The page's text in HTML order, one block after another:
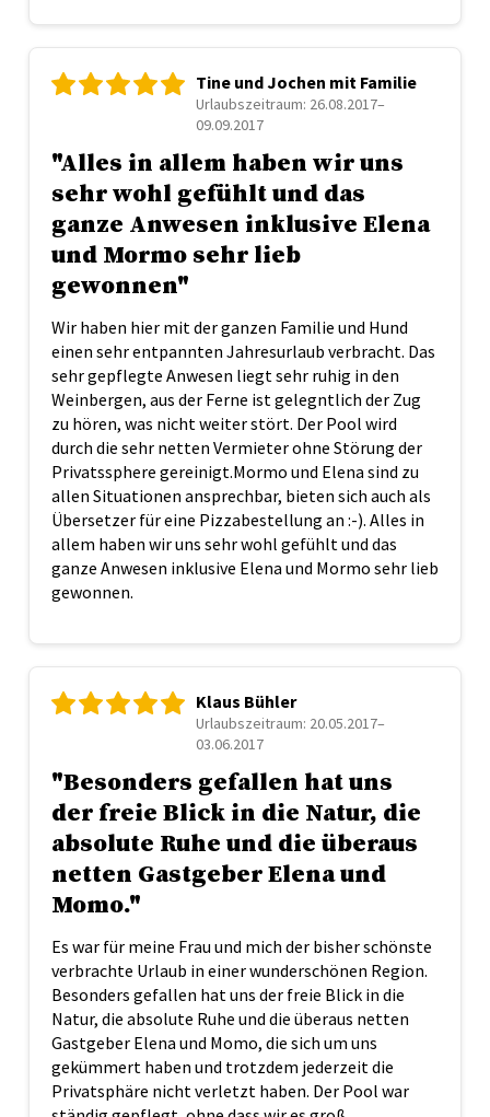
Tine und Jochen mit Familie
Urlaubszeitraum: 26.08.2017–
09.09.2017
"Alles in allem haben wir uns
sehr wohl gefühlt und das
ganze Anwesen inklusive Elena
und Mormo sehr lieb
gewonnen"
Wir haben hier mit der ganzen Familie und Hund
einen sehr entpannten Jahresurlaub verbracht. Das
sehr gepflegte Anwesen liegt sehr ruhig in den
Weinbergen, aus der Ferne ist gelegntlich der Zug
zu hören, was nicht weiter stört. Der Pool wird
durch die sehr netten Vermieter ohne Störung der
Privatssphere gereinigt.Mormo und Elena sind zu
allen Situationen ansprechbar, bieten sich auch als
Übersetzer für eine Pizzabestellung an :-). Alles in
allem haben wir uns sehr wohl gefühlt und das
ganze Anwesen inklusive Elena und Mormo sehr lieb
gewonnen.
Klaus Bühler
Urlaubszeitraum: 20.05.2017–
03.06.2017
"Besonders gefallen hat uns
der freie Blick in die Natur, die
absolute Ruhe und die überaus
netten Gastgeber Elena und
Momo."
Es war für meine Frau und mich der bisher schönste
verbrachte Urlaub in einer wunderschönen Region.
Besonders gefallen hat uns der freie Blick in die
Natur, die absolute Ruhe und die überaus netten
Gastgeber Elena und Momo, die sich um uns
gekümmert haben und trotzdem jederzeit die
Privatsphäre nicht verletzt haben. Der Pool war